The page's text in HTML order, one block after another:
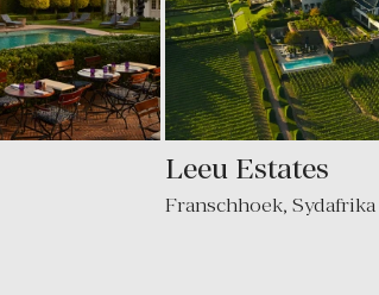
Leeu Estates
Franschhoek, Sydafrika